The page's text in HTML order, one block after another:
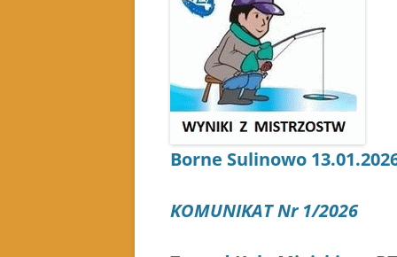
Borne Sulinowo
KOMUNIKAT Nr 1/2026